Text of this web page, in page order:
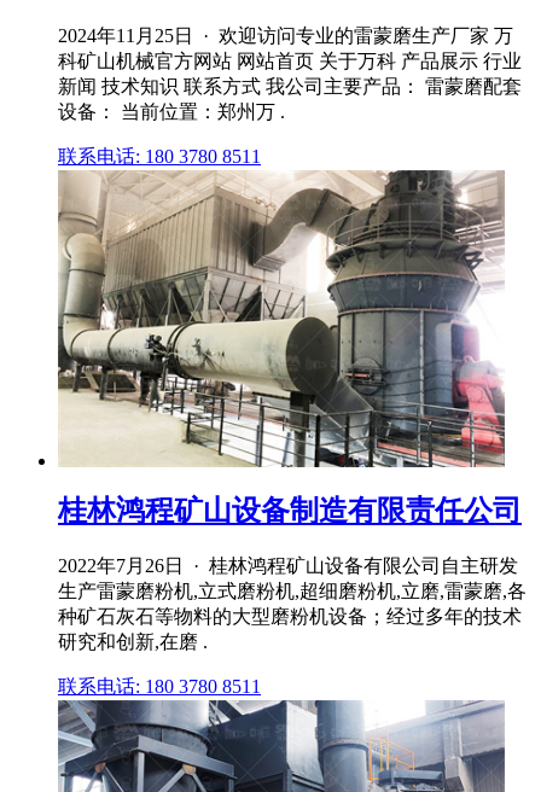
2024年11月25日 · 欢迎访问专业的雷蒙磨生产厂家 万
科矿山机械官方网站 网站首页 关于万科 产品展示 行业
新闻 技术知识 联系方式 我公司主要产品： 雷蒙磨配套
设备： 当前位置：郑州万 .
联系电话: 180 3780 8511
桂林鸿程矿山设备制造有限责任公司
2022年7月26日 · 桂林鸿程矿山设备有限公司自主研发
生产雷蒙磨粉机,立式磨粉机,超细磨粉机,立磨,雷蒙磨,各
种矿石灰石等物料的大型磨粉机设备；经过多年的技术
研究和创新,在磨 .
联系电话: 180 3780 8511